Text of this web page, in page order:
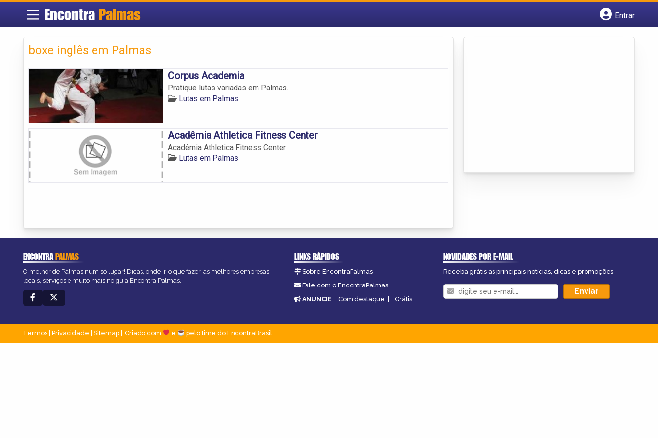
Encontra Palmas
Entrar
boxe inglês em Palmas
Corpus Academia
Pratique lutas variadas em Palmas.
Lutas em Palmas
Acadêmia Athletica Fitness Center
Acadêmia Athletica Fitness Center
Lutas em Palmas
ENCONTRAPALMAS
O melhor de Palmas num só lugar! Dicas, onde ir, o que fazer, as melhores empresas,
locais, serviços e muito mais no guia Encontra Palmas.
LINKS RÁPIDOS
Sobre EncontraPalmas
Fale com o EncontraPalmas
ANUNCIE: Com destaque | Grátis
NOVIDADES POR E-MAIL
Receba grátis as principais notícias, dicas e promoções
Termos Privacidade Sitemap Criado com e pelo time do EncontraBrasil